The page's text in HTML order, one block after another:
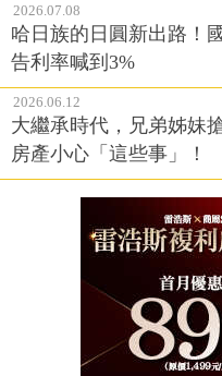
2026.07.08
哈日族的日圓新出路！
告利率喊到3%
2026.06.12
大繼承時代，兄弟姊妹
房產小心「這些事」！